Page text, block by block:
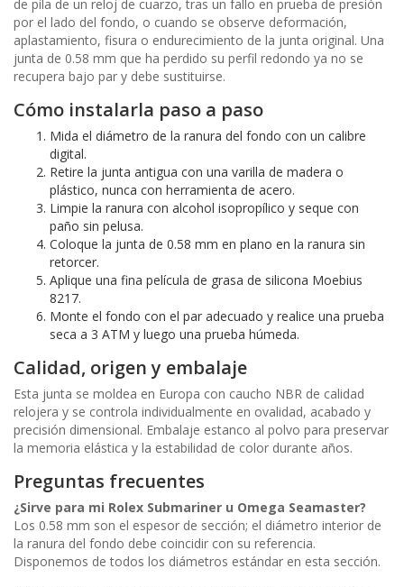
de pila de un reloj de cuarzo, tras un fallo en prueba de presión
por el lado del fondo, o cuando se observe deformación,
aplastamiento, fisura o endurecimiento de la junta original. Una
junta de 0.58 mm que ha perdido su perfil redondo ya no se
recupera bajo par y debe sustituirse.
Cómo instalarla paso a paso
Mida el diámetro de la ranura del fondo con un calibre
digital.
Retire la junta antigua con una varilla de madera o
plástico, nunca con herramienta de acero.
Limpie la ranura con alcohol isopropílico y seque con
paño sin pelusa.
Coloque la junta de 0.58 mm en plano en la ranura sin
retorcer.
Aplique una fina película de grasa de silicona Moebius
8217.
Monte el fondo con el par adecuado y realice una prueba
seca a 3 ATM y luego una prueba húmeda.
Calidad, origen y embalaje
Esta junta se moldea en Europa con caucho NBR de calidad
relojera y se controla individualmente en ovalidad, acabado y
precisión dimensional. Embalaje estanco al polvo para preservar
la memoria elástica y la estabilidad de color durante años.
Preguntas frecuentes
¿Sirve para mi Rolex Submariner u Omega Seamaster?
Los 0.58 mm son el espesor de sección; el diámetro interior de
la ranura del fondo debe coincidir con su referencia.
Disponemos de todos los diámetros estándar en esta sección.